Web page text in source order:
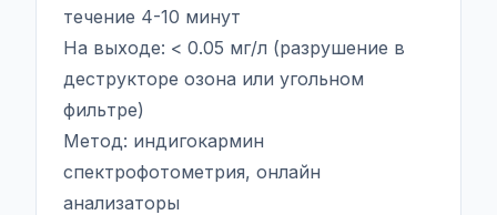
течение 4-10 минут
На выходе: < 0.05 мг/л (разрушение в
деструкторе озона или угольном
фильтре)
Метод: индигокармин
спектрофотометрия, онлайн
анализаторы